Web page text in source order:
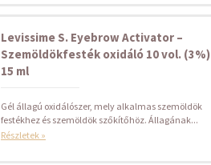
Levissime S. Eyebrow Activator –
Szemöldökfesték oxidáló 10 vol. (3%)
15 ml
Gél állagú oxidálószer, mely alkalmas szemöldök
festékhez és szemöldök szőkítőhöz. Állagának...
Részletek »